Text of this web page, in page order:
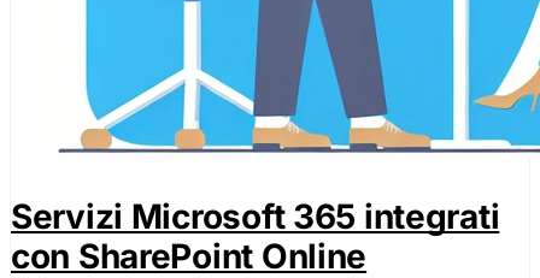
Servizi Microsoft 365 integrati
con SharePoint Online